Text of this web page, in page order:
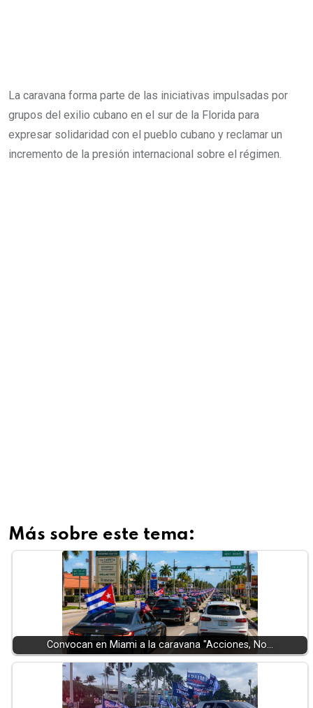
La caravana forma parte de las iniciativas impulsadas por
grupos del exilio cubano en el sur de la Florida para
expresar solidaridad con el pueblo cubano y reclamar un
incremento de la presión internacional sobre el régimen.
Más sobre este tema:
Convocan en Miami a la caravana "Acciones, No…